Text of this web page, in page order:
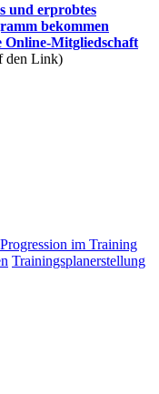
und erprobtes
bekommen
Online-Mitgliedschaft
den Link)
Progression im Training
Trainingsplanerstellung